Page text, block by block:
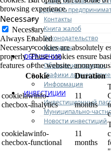
среднего
Контакты
Книга жалоб
Законодательство
Конкурсы
ОБРАЩЕНИЯ
Обращения граждан
Графики личного
Информация
ИНВЕСТИЦИИ
Инвестиционный
Муниципально-
Новости инвестиций
browsing experience.
Necessary
Necessary
Always Enabled
Necessary cookies are absolutely
properly. These cookies ensure
features of the website,
Cookie
Duration
cookielawinfo-
checbox-analytics
11
months
cookielawinfo-
checbox-functional
11
months